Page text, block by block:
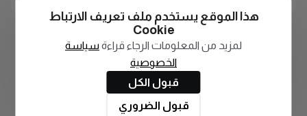
هذا الموقع يستخدم ملف تعريف الارتباط
Cookie
لمزيد من المعلومات الرجاء قراءة سياسة
الخصوصية
قبول الكل
قبول الضروري